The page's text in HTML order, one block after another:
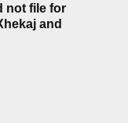
not file for
and